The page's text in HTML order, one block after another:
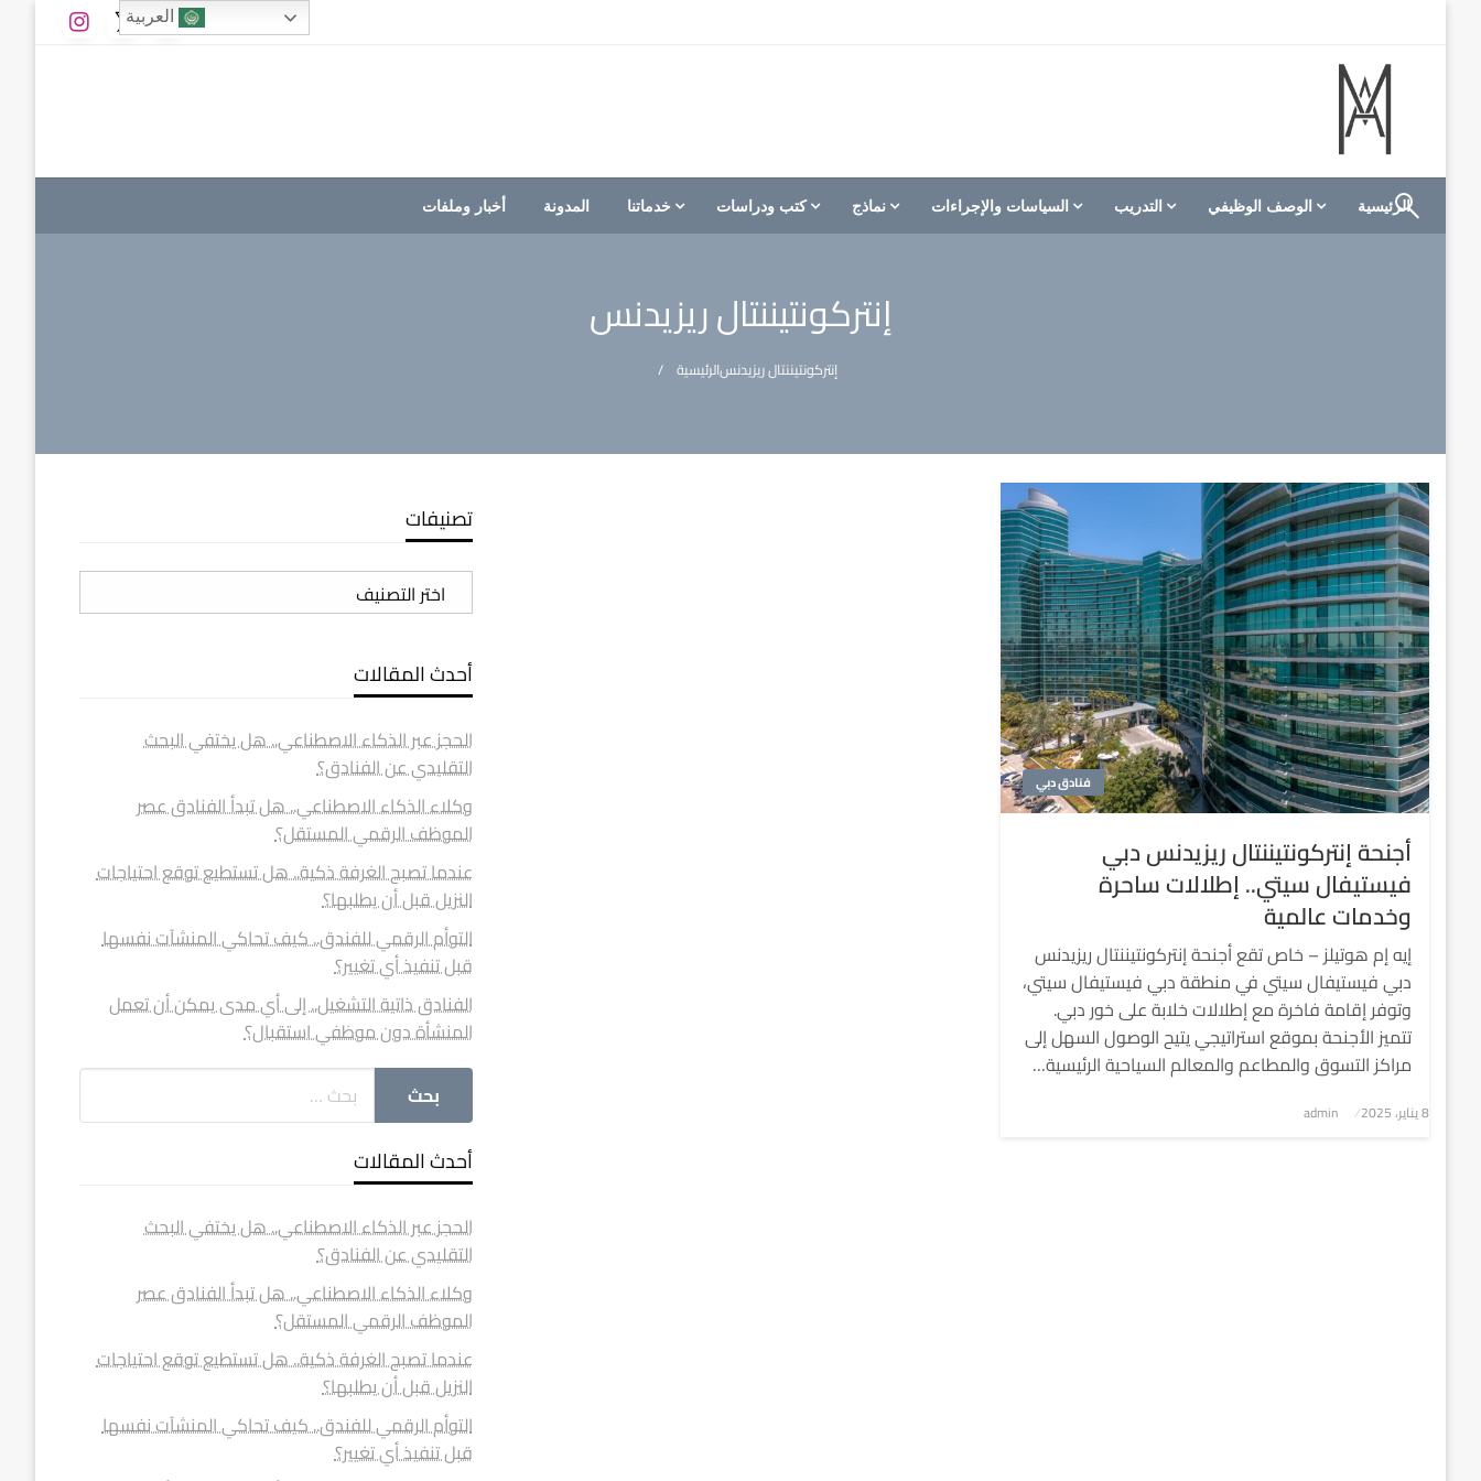
M A hotels | إم ايه هوتيلز
الموقع الأول للعاملين في الفنادق في العالم العربي
الرئيسية الوصف الوظيفي التدريب السياسات والإجراءات نماذج كتب ودراسات خدماتنا المدونة أخبار وملفات
إنتركونتيننتال ريزيدنس
الرئيسيةإنتركونتيننتال ريزيدنس
فنادق دبي
أجنحة إنتركونتيننتال ريزيدنس دبي
فيستيفال سيتي.. إطلالات ساحرة
وخدمات عالمية
إيه إم هوتيلز – خاص تقع أجنحة إنتركونتيننتال ريزيدنس
دبي فيستيفال سيتي في منطقة دبي فيستيفال سيتي،
وتوفر إقامة فاخرة مع إطلالات خلابة على خور دبي.
تتميز الأجنحة بموقع استراتيجي يتيح الوصول السهل إلى
مراكز التسوق والمطاعم والمعالم السياحية الرئيسية…
نُشر
في8 يناير، 2025 admin
تصنيفات
تصنيفات
أحدث المقالات
الحجز عبر الذكاء الاصطناعي.. هل يختفي البحث
التقليدي عن الفنادق؟
وكلاء الذكاء الاصطناعي.. هل تبدأ الفنادق عصر
الموظف الرقمي المستقل؟
عندما تصبح الغرفة ذكية.. هل تستطيع توقع احتياجات
النزيل قبل أن يطلبها؟
التوأم الرقمي للفندق.. كيف تحاكي المنشآت نفسها
قبل تنفيذ أي تغيير؟
الفنادق ذاتية التشغيل.. إلى أي مدى يمكن أن تعمل
المنشأة دون موظفي استقبال؟
أحدث المقالات
الحجز عبر الذكاء الاصطناعي.. هل يختفي البحث
التقليدي عن الفنادق؟
وكلاء الذكاء الاصطناعي.. هل تبدأ الفنادق عصر
الموظف الرقمي المستقل؟
عندما تصبح الغرفة ذكية.. هل تستطيع توقع احتياجات
النزيل قبل أن يطلبها؟
التوأم الرقمي للفندق.. كيف تحاكي المنشآت نفسها
قبل تنفيذ أي تغيير؟
العربية